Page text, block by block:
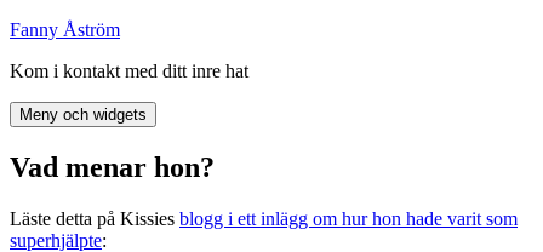
Hoppa
innehåll
Fanny Åström
Kom i kontakt med ditt inre hat
Meny och widgets
Vad menar hon?
Läste detta på Kissies blogg i ett inlägg om hur hon hade varit som
superhjälpte: